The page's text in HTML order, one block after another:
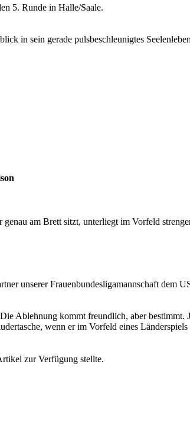
5. Runde in Halle/Saale.
in sein gerade pulsbeschleunigtes
unserer Frauenbundesligamannschaft dem
Ablehnung kommt freundlich, aber bestimmt.
wenn er im Vorfeld eines
zur Verfügung stellte.